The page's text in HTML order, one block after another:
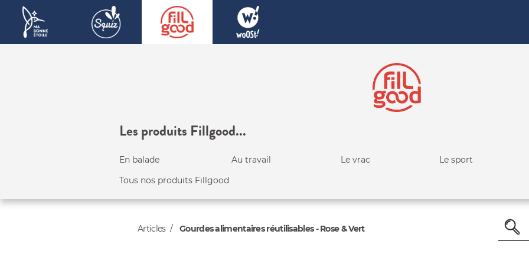
Les produits Fillgood...
En balade Au travail Le vrac
Le sport
Tous nos produits Fillgood
Articles Gourdes alimentaires réutilisables - Rose & Vert